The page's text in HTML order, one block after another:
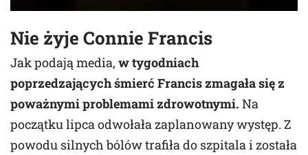
Nie żyje Connie Francis
Jak podają media, w tygodniach
poprzedzających śmierć Francis zmagała się z
poważnymi problemami zdrowotnymi. Na
początku lipca odwołała zaplanowany występ. Z
powodu silnych bólów trafiła do szpitala i została